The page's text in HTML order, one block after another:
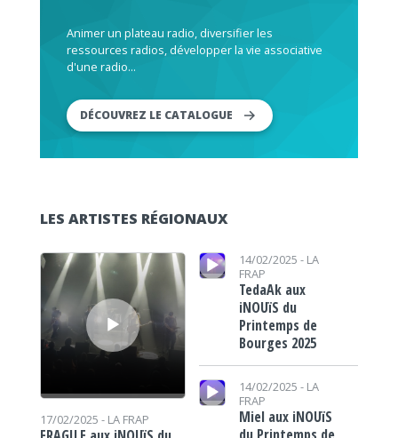
Animer un plateau radio, diversifier les
ressources radios, développer la vie associative
d'une radio...
DÉCOUVREZ LE CATALOGUE
LES ARTISTES RÉGIONAUX
Lecteur audio
17/02/2025 - LA FRAP
Lecteur audio 14/02/2025 - LA
FRAP
TedaAk aux
iNOUïS du
Printemps de
Bourges 2025
Lecteur audio
14/02/2025 - LA
FRAP
Miel aux iNOUïS